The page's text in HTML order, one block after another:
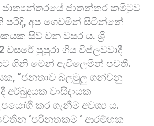
ජාතන්තර කමිටුව
පරිදි, අප ගෙවමින් සිටින්නේ
සිව් වන වසර ය. ශ්‍රී
වසරේ පුපුරා ගිය විප්ලවවාදී
ගිනි මෙන් ඇවිලෙමින් පවතී.
“ජනතාව බලමුලු ගන්වනු
අර්බුදයක වාසිදායක
කර ගැනීම අවශ්‍ය ය.
‘පරිනතකම ‘ ආරම්භක